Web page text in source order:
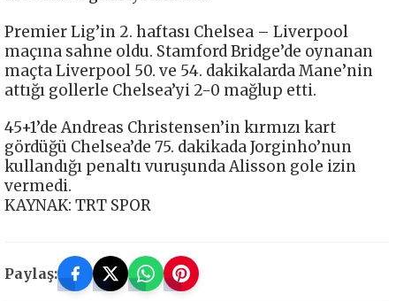
Premier Lig’in 2. haftası Chelsea – Liverpool
maçına sahne oldu. Stamford Bridge’de oynanan
maçta Liverpool 50. ve 54. dakikalarda Mane’nin
attığı gollerle Chelsea’yi 2-0 mağlup etti.
45+1’de Andreas Christensen’in kırmızı kart
gördüğü Chelsea’de 75. dakikada Jorginho’nun
kullandığı penaltı vuruşunda Alisson gole izin
vermedi.
KAYNAK: TRT SPOR
Paylaş: